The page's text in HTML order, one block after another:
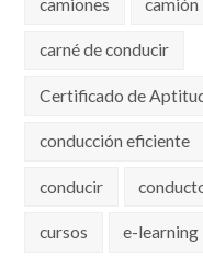
camiones camión
carné de conducir
Certificado de
conducción eficiente
conducir
cursos e-learning